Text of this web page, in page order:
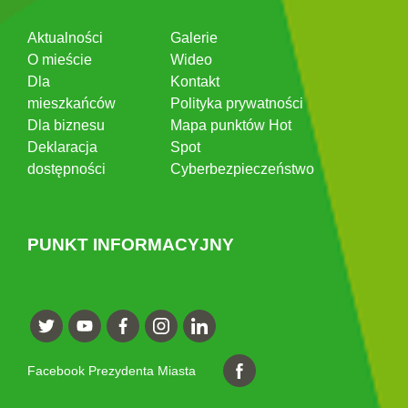
Aktualności
O mieście
Dla
mieszkańców
Dla biznesu
Deklaracja
dostępności
Galerie
Wideo
Kontakt
Polityka prywatności
Mapa punktów Hot
Spot
Cyberbezpieczeństwo
PUNKT INFORMACYJNY
Facebook Prezydenta Miasta